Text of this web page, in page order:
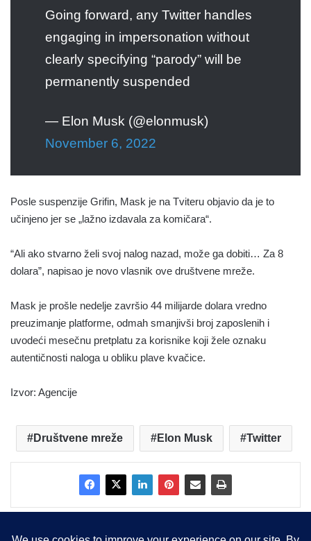
Going forward, any Twitter handles
engaging in impersonation without
clearly specifying “parody” will be
permanently suspended
— Elon Musk (@elonmusk)
November 6, 2022
Posle suspenzije Grifin, Mask je na Tviteru objavio da je to
učinjeno jer se „lažno izdavala za komičara“.
“Ali ako stvarno želi svoj nalog nazad, može ga dobiti… Za 8
dolara”, napisao je novo vlasnik ove društvene mreže.
Mask je prošle nedelje završio 44 milijarde dolara vredno
preuzimanje platforme, odmah smanjivši broj zaposlenih i
uvodeći mesečnu pretplatu za korisnike koji žele oznaku
autentičnosti naloga u obliku plave kvačice.
Izvor: Agencije
Društvene mreže Elon Musk Twitter